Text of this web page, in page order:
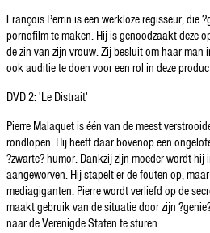
François Perrin is een werkloze regisseur, die
pornofilm te maken. Hij is genoodzaakt deze
de zin van zijn vrouw. Zij besluit om haar man
ook auditie te doen voor een rol in deze
DVD 2: 'Le Distrait'
Pierre Malaquet is één van de meest
rondlopen. Hij heeft daar bovenop een
?zwarte? humor. Dankzij zijn moeder wordt
aangeworven. Hij stapelt er de fouten op,
mediagiganten. Pierre wordt verliefd op de
maakt gebruik van de situatie door zijn
naar de Verenigde Staten te sturen.